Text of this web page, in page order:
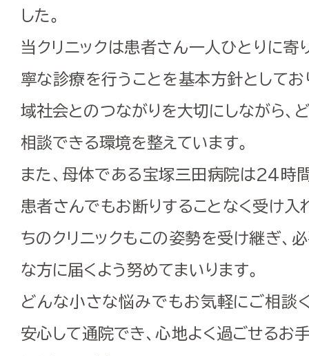
した。
当クリニックは患者さん一人ひとりに寄
寧な診療を行うことを基本方針としてお
域社会とのつながりを大切にしながら、
相談できる環境を整えています。
また、母体である宝塚三田病院は24時
患者さんでもお断りすることなく受け入
ちのクリニックもこの姿勢を受け継ぎ、
な方に届くよう努めてまいります。
どんな小さな悩みでもお気軽にご相談
安心して通院でき、心地よく過ごせるお